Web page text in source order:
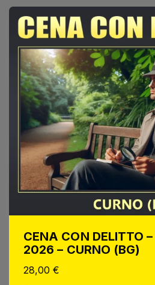
CENA CON DELITTO –
2026 – CURNO (BG)
28,00€